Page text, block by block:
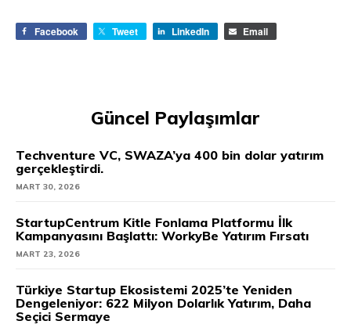
Facebook Tweet LinkedIn Email
Güncel Paylaşımlar
Techventure VC, SWAZA’ya 400 bin dolar yatırım
gerçekleştirdi.
MART 30, 2026
StartupCentrum Kitle Fonlama Platformu İlk
Kampanyasını Başlattı: WorkyBe Yatırım Fırsatı
MART 23, 2026
Türkiye Startup Ekosistemi 2025’te Yeniden
Dengeleniyor: 622 Milyon Dolarlık Yatırım, Daha
Seçici Sermaye